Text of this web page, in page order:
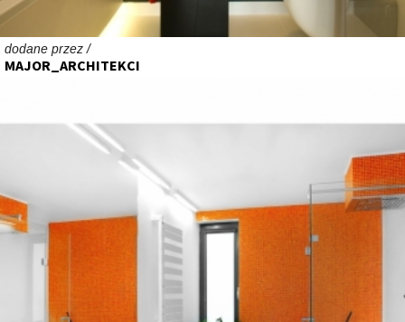
dodane przez /
MAJOR_ARCHITEKCI